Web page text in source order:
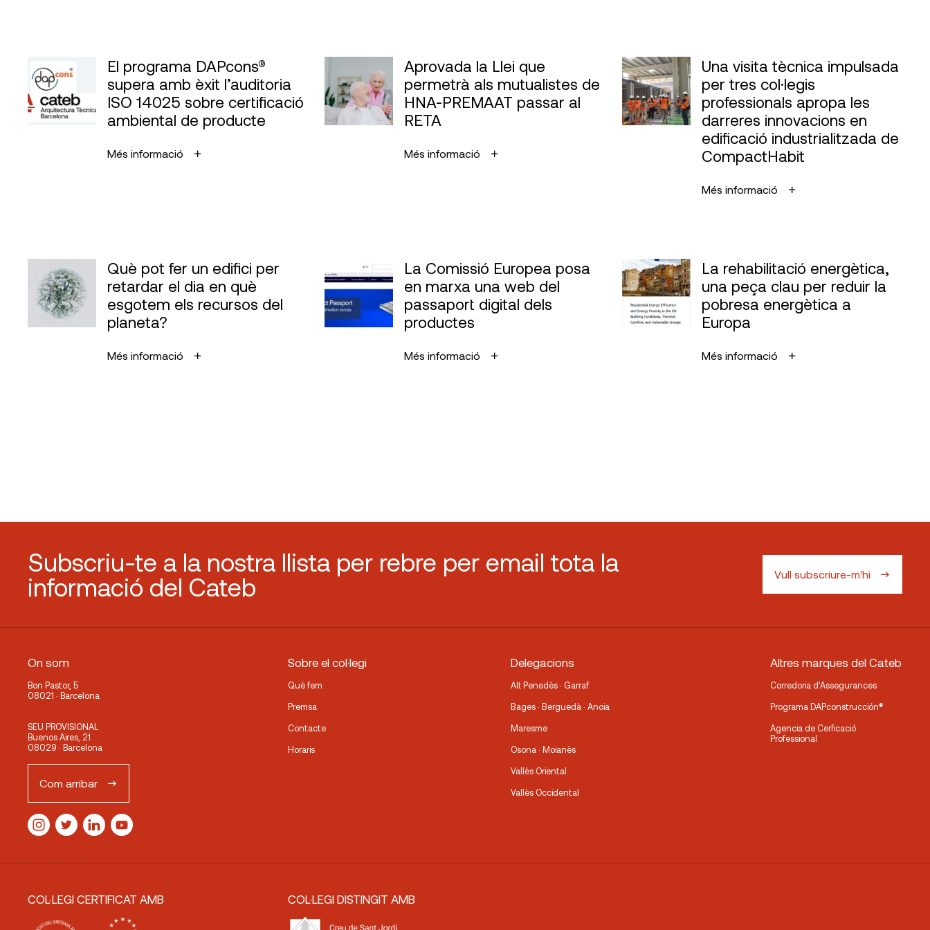
El programa DAPcons®
supera amb èxit l’auditoria
ISO 14025 sobre certificació
ambiental de producte
Més informació
Aprovada la Llei que
permetrà als mutualistes de
HNA-PREMAAT passar al
RETA
Més informació
Una visita tècnica impulsada
per tres col·legis
professionals apropa les
darreres innovacions en
edificació industrialitzada de
CompactHabit
Més informació
Què pot fer un edifici per
retardar el dia en què
esgotem els recursos del
planeta?
Més informació
La Comissió Europea posa
en marxa una web del
passaport digital dels
productes
Més informació
La rehabilitació energètica,
una peça clau per reduir la
pobresa energètica a
Europa
Més informació
Subscriu-te a la nostra llista per rebre per email tota la
informació del Cateb
Vull subscriure-m'hi
On som
Bon Pastor, 5
08021 · Barcelona
SEU PROVISIONAL
Buenos Aires, 21
08029 · Barcelona
Com arribar
Sobre el col·legi
Què fem
Premsa
Contacte
Horaris
Delegacions
Alt Penedès · Garraf
Bages · Berguedà · Anoia
Maresme
Osona · Moianès
Vallès Oriental
Vallès Occidental
Altres marques del Cateb
Corredoria d’Assegurances
Programa DAPconstrucción®
Agencia de Cerficació
Professional
COL·LEGI CERTIFICAT AMB COL·LEGI DISTINGIT AMB